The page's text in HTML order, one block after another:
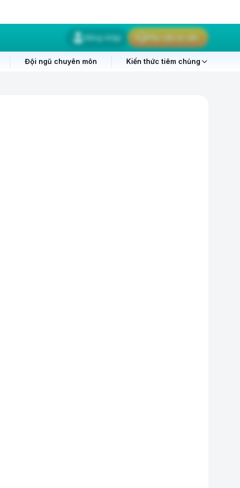
Đăng nhập Yêu cầu tư vấn
Đội ngũ chuyên môn Kiến thức tiêm chủng